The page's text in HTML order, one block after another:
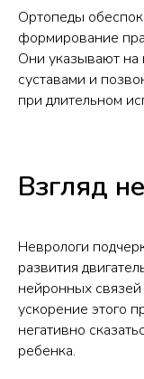
Ортопеды
формирование
Они указывают
суставами и
при длительном
Взгляд
Неврологи
развития
нейронных
ускорение этого
негативно
ребенка.